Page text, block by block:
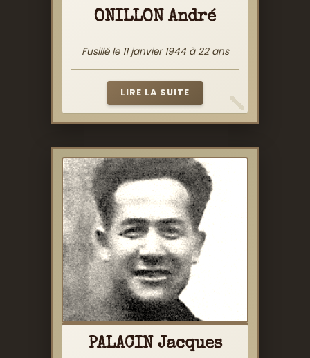
ONILLON André
Fusillé le 11 janvier 1944 à 22 ans
LIRE LA SUITE
PALACIN Jacques